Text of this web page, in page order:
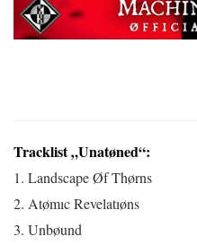
Tracklist „Unatøned“:
1. Landscape Øf Thørns
2. Atømıc Revelatıøns
3. Unbøund